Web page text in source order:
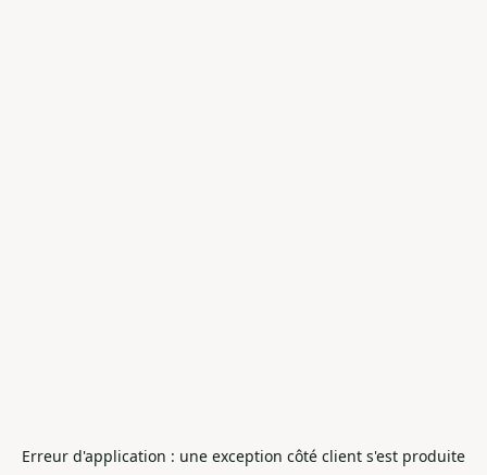
Erreur d'application : une exception côté client s'est produite